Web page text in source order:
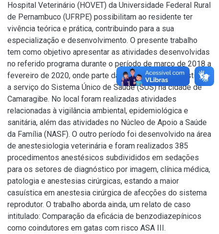
Hospital Veterinário (HOVET) da Universidade Federal Rural
de Pernambuco (UFRPE) possibilitam ao residente ter
vivência teórica e prática, contribuindo para a sua
especialização e desenvolvimento. O presente trabalho
tem como objetivo apresentar as atividades desenvolvidas
no referido programa durante o período de março de 2018 a
fevereiro de 2020, onde parte da carga horária foi destinada
a serviço do Sistema Único de Saúde (SUS) na cidade de
Camaragibe. No local foram realizadas atividades
relacionadas à vigilância ambiental, epidemiológica e
sanitária, além das atividades no Núcleo de Apoio a Saúde
da Família (NASF). O outro período foi desenvolvido na área
de anestesiologia veterinária e foram realizados 385
procedimentos anestésicos subdivididos em sedações
para os setores de diagnóstico por imagem, clínica médica,
patologia e anestesias cirúrgicas, estando a maior
casuística em anestesia cirúrgica de afecções do sistema
reprodutor. O trabalho aborda ainda, um relato de caso
intitulado: Comparação da eficácia de benzodiazepínicos
como coindutores em gatas com risco ASA III.